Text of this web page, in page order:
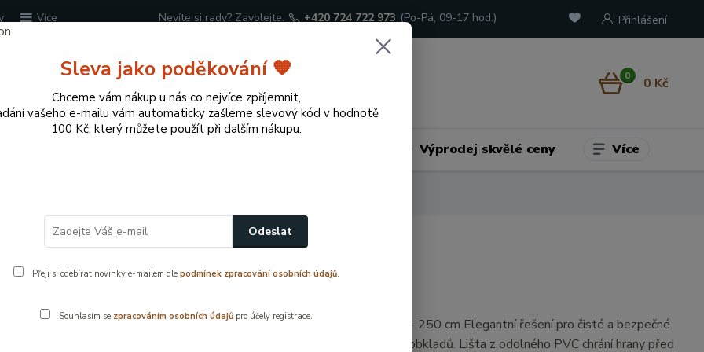
Více Přihlášení
Nevíte si rady? Zavolejte. +420 724 722 973 (Po-Pá, 09-17 hod.)
0 0 Kč
Výprodej skvělé ceny Více
PVC vnitřní rohová lišta – 250 cm Elegantní řešení pro čisté a bezpečné
zakončení vnitřních rohů obkladů. Lišta z odolného PVC chrání hrany před
Sleva jako poděkování 🧡
Chceme vám nákup u nás co nejvíce zpříjemnit,
vašeho e-mailu vám automaticky zašleme slevový kód v hodnotě
100 Kč, který můžete použít při dalším nákupu.
Odeslat
Přeji si odebírat novinky e-mailem dle podmínek zpracování osobních údajů.
Souhlasím se zpracováním osobních údajůpro účely registrace.